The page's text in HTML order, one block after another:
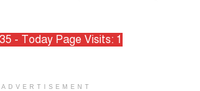
- Today Page Visits: 1
ADVERTISEMENT